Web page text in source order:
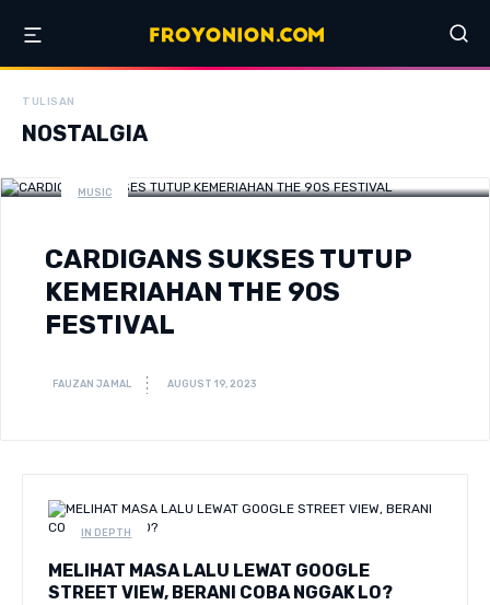
TULISAN
NOSTALGIA
MUSIC
CARDIGANS SUKSES TUTUP
KEMERIAHAN THE 90S
FESTIVAL
FAUZAN JAMAL AUGUST 19, 2023
IN DEPTH
MELIHAT MASA LALU LEWAT GOOGLE
STREET VIEW, BERANI COBA NGGAK LO?